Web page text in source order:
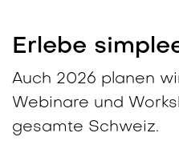
Erlebe
Auch 2026 planen
Webinare und
gesamte Schweiz.